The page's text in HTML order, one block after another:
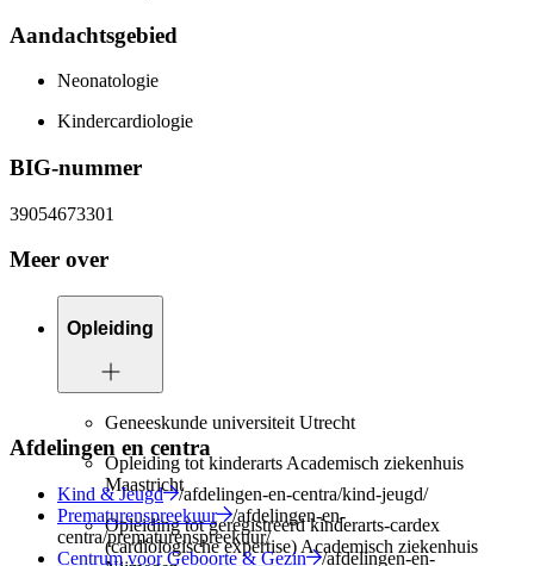
Aandachtsgebied
Neonatologie
Kindercardiologie
BIG-nummer
39054673301
Meer over
Opleiding
Geneeskunde universiteit Utrecht
Opleiding tot kinderarts Academisch ziekenhuis
Maastricht
Opleiding tot geregistreerd kinderarts-cardex
(cardiologische expertise) Academisch ziekenhuis
Afdelingen en centra
Kind & Jeugd
/afdelingen-en-centra/kind-jeugd/
Prematurenspreekuur
/afdelingen-en-
centra/prematurenspreekuur/
Centrum voor Geboorte & Gezin
/afdelingen-en-